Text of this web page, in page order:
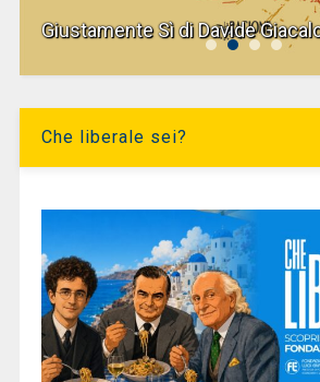
Giustamente Sì di Davide
Che liberale sei?